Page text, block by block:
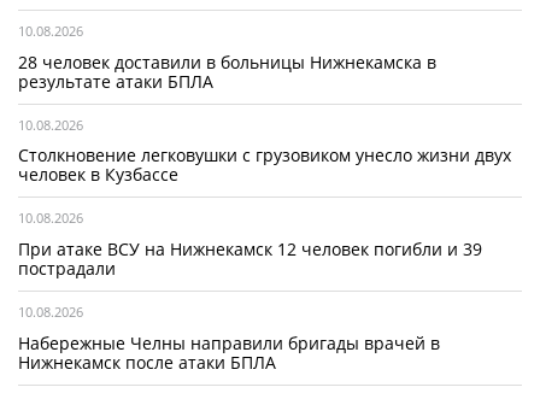
10.08.2026
28 человек доставили в больницы Нижнекамска в
результате атаки БПЛА
10.08.2026
Столкновение легковушки с грузовиком унесло жизни двух
человек в Кузбассе
10.08.2026
При атаке ВСУ на Нижнекамск 12 человек погибли и 39
пострадали
10.08.2026
Набережные Челны направили бригады врачей в
Нижнекамск после атаки БПЛА